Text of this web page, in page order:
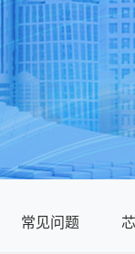
常见问题